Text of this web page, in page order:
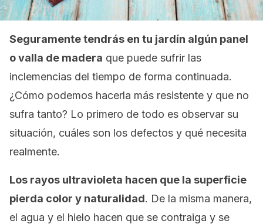
Seguramente tendrás en tu jardín algún panel
o valla de madera que puede sufrir las
inclemencias del tiempo de forma continuada.
¿Cómo podemos hacerla más resistente y que no
sufra tanto? Lo primero de todo es observar su
situación, cuáles son los defectos y qué necesita
realmente.
Los rayos ultravioleta hacen que la superficie
pierda color y naturalidad. De la misma manera,
el agua y el hielo hacen que se contraiga y se